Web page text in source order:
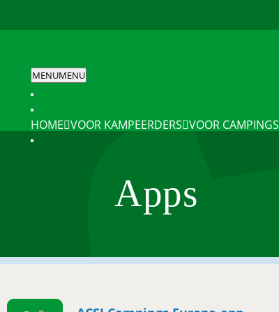
MENUMENU
HOME VOOR KAMPEERDERS VOOR CAMPINGS
Apps